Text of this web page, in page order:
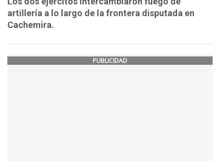
artillería a lo largo de la frontera disputada en
Cachemira.
PUBLICIDAD